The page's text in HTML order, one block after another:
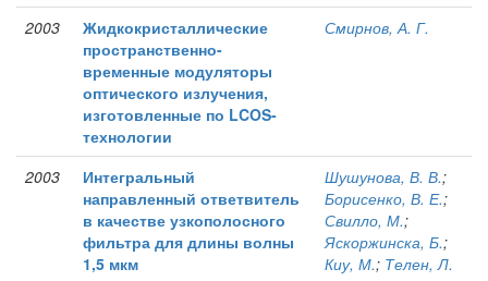
2003
Жидкокристаллические
пространственно-
временные модуляторы
оптического излучения,
изготовленные по LCOS-
технологии
Смирнов, А. Г.
2003
Интегральный
направленный ответвитель
в качестве узкополосного
фильтра для длины волны
1,5 мкм
Шушунова, В. В.;
Борисенко, В. Е.;
Свилло, М.;
Яскоржинска, Б.;
Киу, М.; Телен, Л.